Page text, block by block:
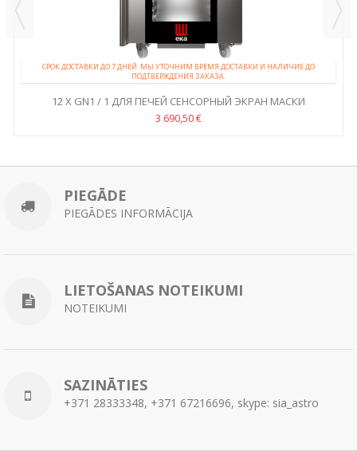
СРОК ДОСТАВКИ ДО 7 ДНЕЙ. МЫ УТОЧНИМ ВРЕМЯ ДОСТАВКИ И НАЛИЧИЕ ДО
ПОДТВЕРЖДЕНИЯ ЗАКАЗА.
12 X GN1 / 1 ДЛЯ ПЕЧЕЙ СЕНСОРНЫЙ ЭКРАН МАСКИ
MILLENNIAL...
3 690,50 €
PIEGĀDE
PIEGĀDES INFORMĀCIJA
LIETOŠANAS NOTEIKUMI
NOTEIKUMI
SAZINĀTIES
+371 28333348, +371 67216696, skype: sia_astro